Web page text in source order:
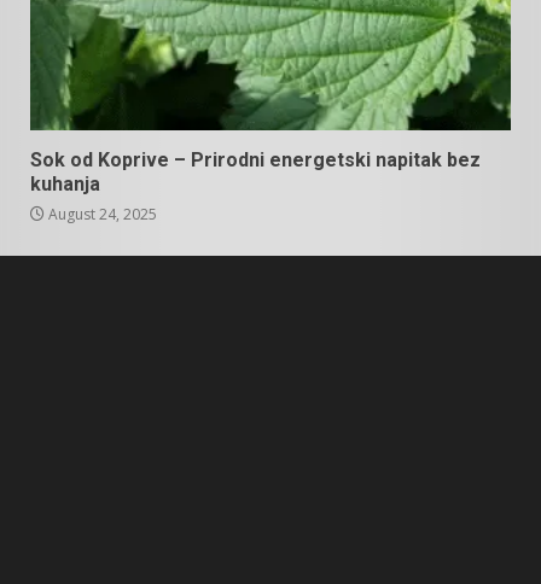
Sok od Koprive – Prirodni energetski napitak bez
kuhanja
August 24, 2025